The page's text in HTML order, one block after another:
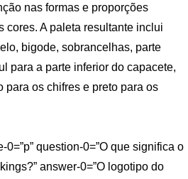
nas formas e proporções
cores. A paleta resultante inclui
bigode, sobrancelhas, parte
para a parte inferior do capacete,
para os chifres e preto para os
question-0=”O que significa o
answer-0=”O logotipo do